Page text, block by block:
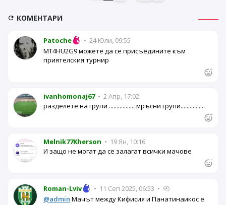
КОМЕНТАРИ
Patoche • 24 Юли, 09:55
MT4HU2G9 можете да се присъедините към
приятелския турнир
ivanhomonaj67 • 2 Апр, 17:02
разделете на групи ................. мръсни групи................
Melnik77Kherson • 19 Ян, 10:16
И защо не могат да се залагат всички мачове
Roman-Lviv • 11 Сеп 2025, 06:53 •
@admin Мачът между Кифисия и Панатинаикос е